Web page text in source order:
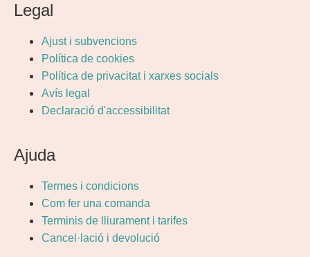
Legal
Ajust i subvencions
Política de cookies
Política de privacitat i xarxes socials
Avís legal
Declaració d'accessibilitat
Ajuda
Termes i condicions
Com fer una comanda
Terminis de lliurament i tarifes
Cancel·lació i devolució